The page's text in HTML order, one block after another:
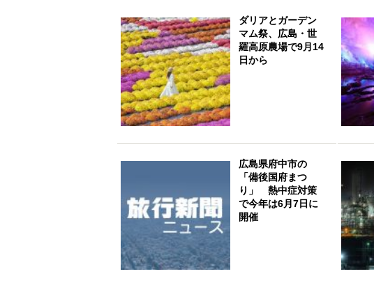
ダリアとガーデン
マム祭、広島・世
羅高原農場で9月14
日から
広島県府中市の
「備後国府まつ
り」 熱中症対策
で今年は6月7日に
開催